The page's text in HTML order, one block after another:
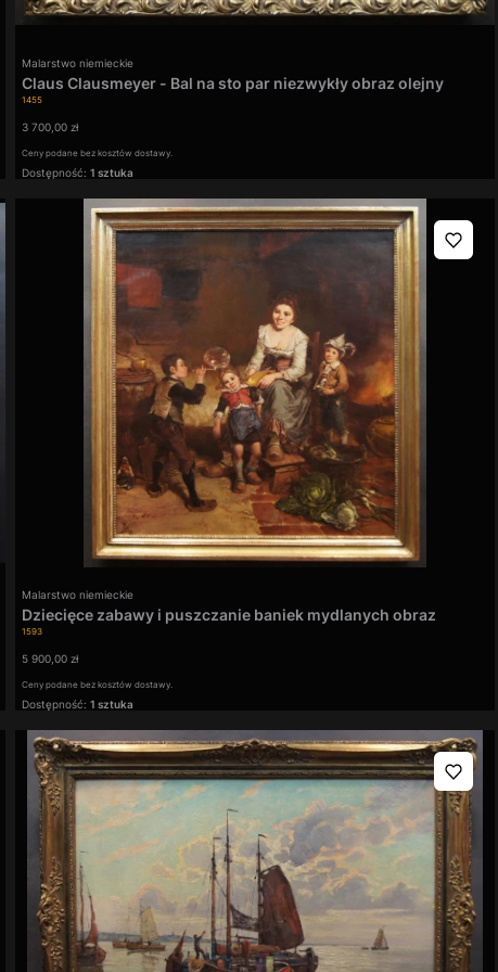
Kod produktu
1455
Claus Clausmeyer - Bal na sto par niezwykły obraz olejny
Producent
Malarstwo niemieckie
Cena
3 700,00 zł
Ceny podane bez kosztów dostawy.
Dostępność: 1 sztuka
Kod produktu
1593
Dziecięce zabawy i puszczanie baniek mydlanych obraz
Gerhard Dickmeis
Producent
Malarstwo niemieckie
Cena
5 900,00 zł
Ceny podane bez kosztów dostawy.
Dostępność: 1 sztuka